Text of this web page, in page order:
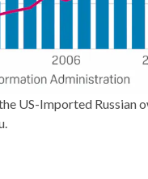
US-Imported Russian